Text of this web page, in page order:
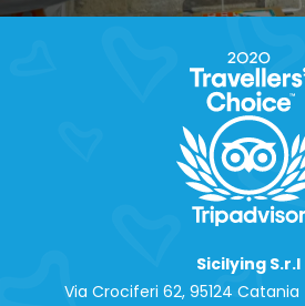
Sicilying S.r.l
Via Crociferi 62, 95124